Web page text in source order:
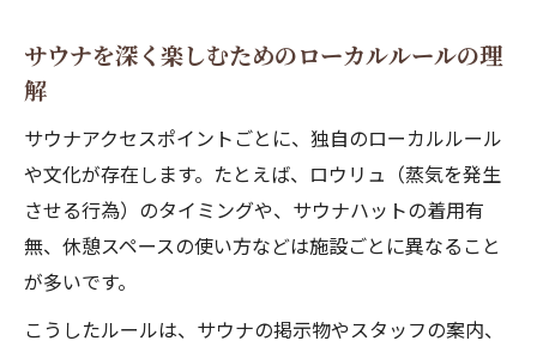
サウナを深く楽しむためのローカルルールの理
解
サウナアクセスポイントごとに、独自のローカルルール
や文化が存在します。たとえば、ロウリュ（蒸気を発生
させる行為）のタイミングや、サウナハットの着用有
無、休憩スペースの使い方などは施設ごとに異なること
が多いです。
こうしたルールは、サウナの掲示物やスタッフの案内、